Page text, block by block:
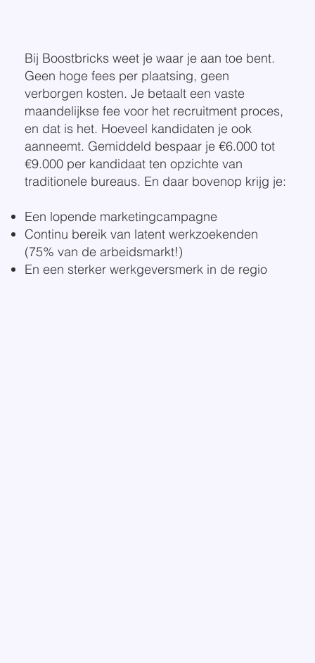
Bij Boostbricks weet je waar je aan toe bent.
Geen hoge fees per plaatsing, geen
verborgen kosten. Je betaalt een vaste
maandelijkse fee voor het recruitment proces,
en dat is het. Hoeveel kandidaten je ook
aanneemt. Gemiddeld bespaar je €6.000 tot
€9.000 per kandidaat ten opzichte van
traditionele bureaus. En daar bovenop krijg je:
Een lopende marketingcampagne
Continu bereik van latent werkzoekenden
(75% van de arbeidsmarkt!)
En een sterker werkgeversmerk in de regio